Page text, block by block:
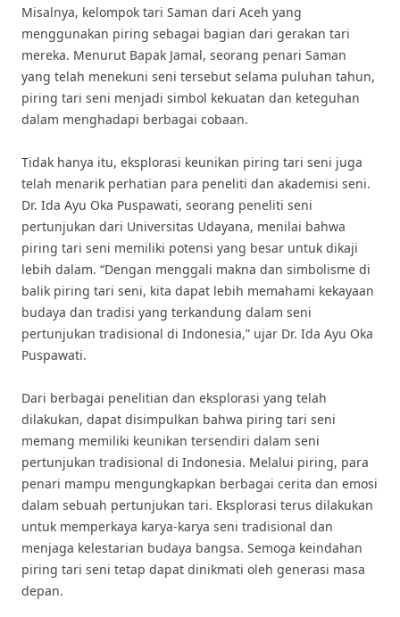
Misalnya, kelompok tari Saman dari Aceh yang
menggunakan piring sebagai bagian dari gerakan tari
mereka. Menurut Bapak Jamal, seorang penari Saman
yang telah menekuni seni tersebut selama puluhan tahun,
piring tari seni menjadi simbol kekuatan dan keteguhan
dalam menghadapi berbagai cobaan.
Tidak hanya itu, eksplorasi keunikan piring tari seni juga
telah menarik perhatian para peneliti dan akademisi seni.
Dr. Ida Ayu Oka Puspawati, seorang peneliti seni
pertunjukan dari Universitas Udayana, menilai bahwa
piring tari seni memiliki potensi yang besar untuk dikaji
lebih dalam. “Dengan menggali makna dan simbolisme di
balik piring tari seni, kita dapat lebih memahami kekayaan
budaya dan tradisi yang terkandung dalam seni
pertunjukan tradisional di Indonesia,” ujar Dr. Ida Ayu Oka
Puspawati.
Dari berbagai penelitian dan eksplorasi yang telah
dilakukan, dapat disimpulkan bahwa piring tari seni
memang memiliki keunikan tersendiri dalam seni
pertunjukan tradisional di Indonesia. Melalui piring, para
penari mampu mengungkapkan berbagai cerita dan emosi
dalam sebuah pertunjukan tari. Eksplorasi terus dilakukan
untuk memperkaya karya-karya seni tradisional dan
menjaga kelestarian budaya bangsa. Semoga keindahan
piring tari seni tetap dapat dinikmati oleh generasi masa
depan.